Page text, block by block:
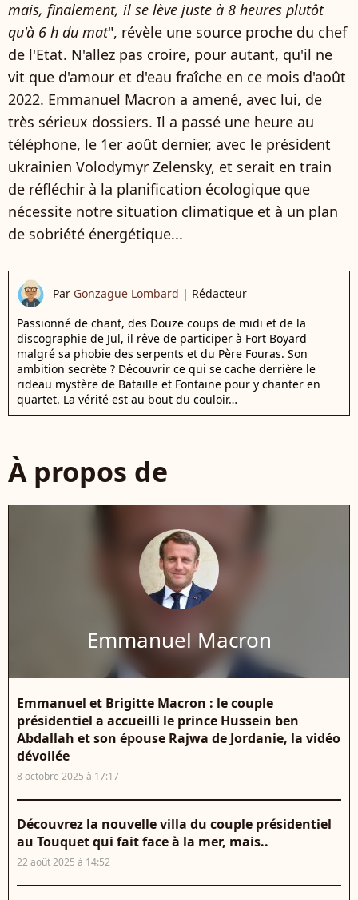
mais, finalement, il se lève juste à 8 heures plutôt
qu'à 6 h du mat", révèle une source proche du chef
de l'Etat. N'allez pas croire, pour autant, qu'il ne
vit que d'amour et d'eau fraîche en ce mois d'août
2022. Emmanuel Macron a amené, avec lui, de
très sérieux dossiers. Il a passé une heure au
téléphone, le 1er août dernier, avec le président
ukrainien Volodymyr Zelensky, et serait en train
de réfléchir à la planification écologique que
nécessite notre situation climatique et à un plan
de sobriété énergétique...
Par Gonzague Lombard | Rédacteur
Passionné de chant, des Douze coups de midi et de la
discographie de Jul, il rêve de participer à Fort Boyard
malgré sa phobie des serpents et du Père Fouras. Son
ambition secrète ? Découvrir ce qui se cache derrière le
rideau mystère de Bataille et Fontaine pour y chanter en
quartet. La vérité est au bout du couloir…
À propos de
Emmanuel Macron
Emmanuel et Brigitte Macron : le couple
présidentiel a accueilli le prince Hussein ben
Abdallah et son épouse Rajwa de Jordanie, la vidéo
dévoilée
8 octobre 2025 à 17:17
Découvrez la nouvelle villa du couple présidentiel
au Touquet qui fait face à la mer, mais..
22 août 2025 à 14:52